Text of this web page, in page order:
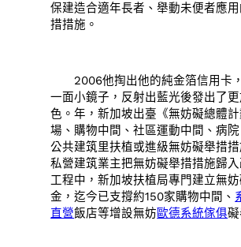
保建造合適年長者、舉動未便者應
措措施。
2006他掏出他的純金箔信用卡
一面小鏡子，反射出藍光後發出了
色。年，新加坡出臺《無妨礙總體
場、購物中間、社區運動中間、病
公共建筑里扶植或進級無妨礙舉措
私營建筑業主把無妨礙舉措措施歸
工程中，新加坡扶植局專門建立無
金，迄今已支撐約150家購物中間、
直營飯店等增設無妨歐德系統傢俱